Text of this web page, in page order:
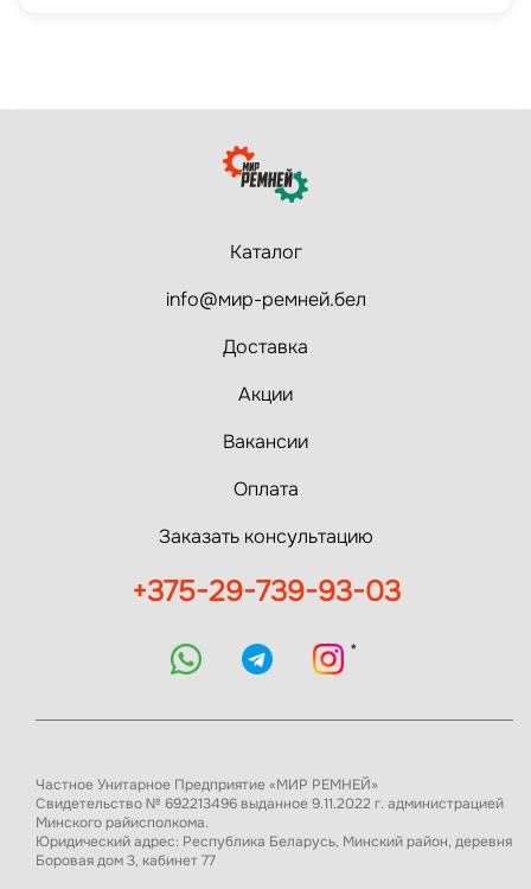
Каталог
info@мир-ремней.бел
Доставка
Акции
Вакансии
Оплата
Заказать консультацию
+375-29-739-93-03
*
Частное Унитарное Предприятие «МИР РЕМНЕЙ»
Свидетельство № 692213496 выданное 9.11.2022 г. администрацией
Минского райисполкома.
Юридический адрес: Республика Беларусь, Минский район, деревня
Боровая дом 3, кабинет 77